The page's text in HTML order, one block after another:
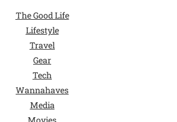
The Good Life
Lifestyle
Travel
Gear
Tech
Wannahaves
Media
Movies